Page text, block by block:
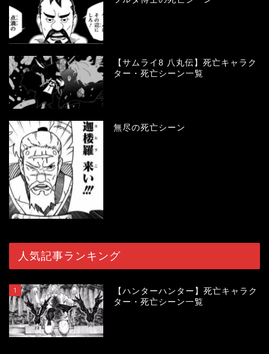
【サムライ8 八丸伝】死亡キャラク
ター・死亡シーン一覧
無尽の死亡シーン
人気記事ランキング
1
【ハンターハンター】死亡キャラク
ター・死亡シーン一覧